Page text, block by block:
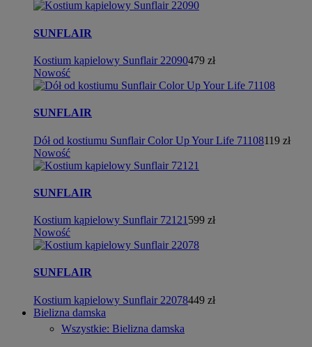
SUNFLAIR
Kostium kąpielowy Sunflair 22090479 zł
Nowość
SUNFLAIR
Dół od kostiumu Sunflair Color Up Your Life 71108119 zł
Nowość
SUNFLAIR
Kostium kąpielowy Sunflair 72121 599 zł
Nowość
SUNFLAIR
Kostium kąpielowy Sunflair 22078449 zł
Bielizna damska
Wszystkie: Bielizna damska